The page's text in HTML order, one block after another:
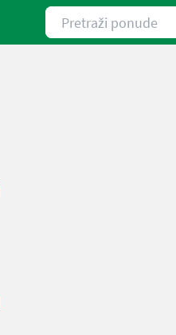
Pretraži ponude